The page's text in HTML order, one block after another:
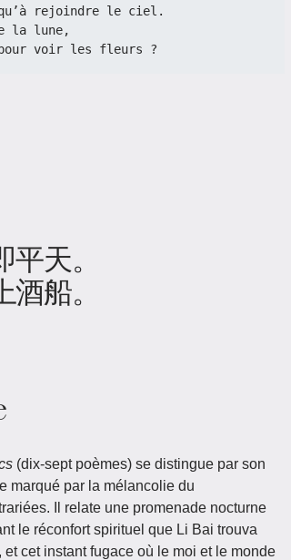
rejoindre le ciel.
la lune,
pour voir les fleurs ?
天。
船。
(dix-sept poèmes) se distingue par son
marqué par la mélancolie du
Il relate une promenade nocturne
le réconfort spirituel que Li Bai trouva
cet instant fugace où le moi et le monde